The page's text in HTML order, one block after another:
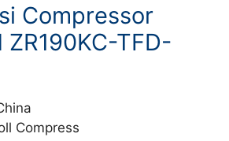
Compressor
TFD-
Compress